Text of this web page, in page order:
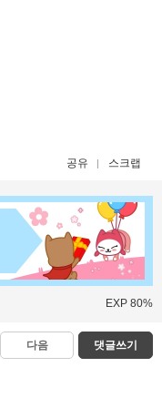
공유 스크랩
EXP 80%
다음 댓글쓰기